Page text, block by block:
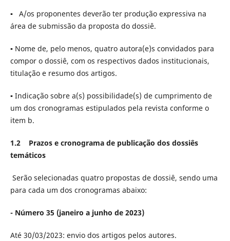
▪ A/os proponentes deverão ter produção expressiva na
área de submissão da proposta do dossiê.
▪ Nome de, pelo menos, quatro autora(e)s convidados para
compor o dossiê, com os respectivos dados institucionais,
titulação e resumo dos artigos.
▪ Indicação sobre a(s) possibilidade(s) de cumprimento de
um dos cronogramas estipulados pela revista conforme o
item b.
1.2
Prazos e cronograma de publicação dos dossiês
temáticos
Serão selecionadas quatro propostas de dossiê, sendo uma
para cada um dos cronogramas abaixo:
- Número 35 (janeiro a junho de 2023)
Até 30/03/2023: envio dos artigos pelos autores.